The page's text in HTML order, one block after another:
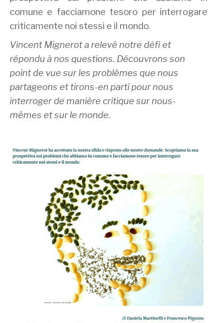
comune e facciamone tesoro per interrogare
criticamente noi stessi e il mondo.
Vincent Mignerot a relevé notre défi et
répondu à nos questions. Découvrons son
point de vue sur les problèmes que nous
partageons et tirons-en parti pour nous
interroger de manière critique sur nous-
mêmes et sur le monde.